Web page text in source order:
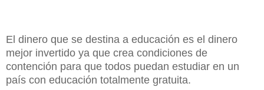
El dinero que se destina a educación es el dinero
mejor invertido ya que crea condiciones de
contención para que todos puedan estudiar en un
país con educación totalmente gratuita.